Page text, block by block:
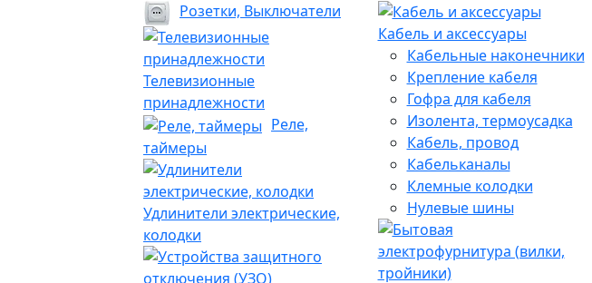
Розетки, Выключатели
Телевизионные
принадлежности
Реле,
таймеры
Удлинители электрические,
колодки
Кабель и аксессуары
Кабельные наконечники
Крепление кабеля
Гофра для кабеля
Изолента, термоусадка
Кабель, провод
Кабельканалы
Клемные колодки
Нулевые шины